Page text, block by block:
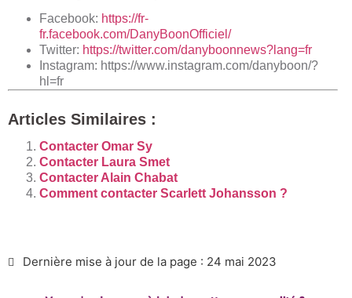
​Facebook: https://fr-
fr.facebook.com/DanyBoonOfficiel/
Twitter: https://twitter.com/danyboonnews?lang=fr
Instagram: https://www.instagram.com/danyboon/?
hl=fr
Articles Similaires :
Contacter Omar Sy
Contacter Laura Smet
Contacter Alain Chabat
Comment contacter Scarlett Johansson ?
Dernière mise à jour de la page : 24 mai 2023